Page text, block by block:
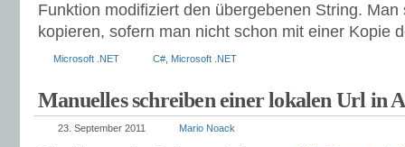
Funktion modifiziert den übergebenen String.
kopieren, sofern man nicht schon mit einer Kopie
Microsoft .NET C# Microsoft .NET
Manuelles schreiben einer lokalen Url in
23. September 2011 Mario Noack